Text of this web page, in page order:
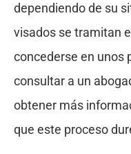
dependiendo de su
visados se tramitan
concederse en unos
consultar a un
obtener más
que este proceso